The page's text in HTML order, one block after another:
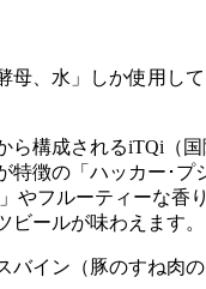
母、水」しか使用
構成されるiTQi（
徴の「ハッカー･
やフルーティーな
ールが味わえます。
バイン（豚のすね